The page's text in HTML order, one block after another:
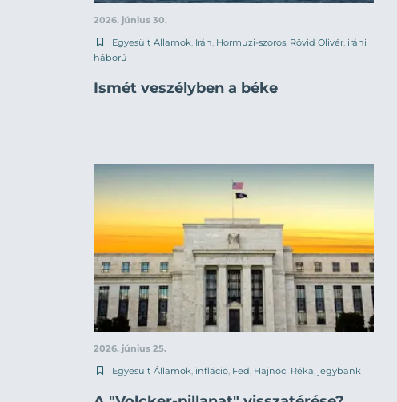
2026. június 30.
Egyesült Államok Irán Hormuzi-szoros Rövid Olivér iráni
háború
Ismét veszélyben a béke
2026. június 25.
Egyesült Államok, infláció, Fed, Hajnóci Réka, jegybank